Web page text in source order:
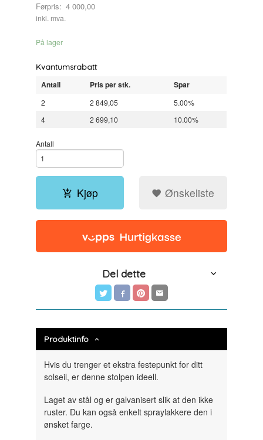
Førpris: 4 000,00
Rabatt
inkl. mva.
På lager
Kvantumsrabatt
Antall Pris per stk. Spar
2 2 849,05
5.00%
4
2 699,10 10.00%
Antall
Kjøp Ønskeliste
Del dette
Produktinfo
Hvis du trenger et ekstra festepunkt for ditt
solseil, er denne stolpen ideell.
Laget av stål og er galvanisert slik at den ikke
ruster. Du kan også enkelt spraylakkere den i
ønsket farge.